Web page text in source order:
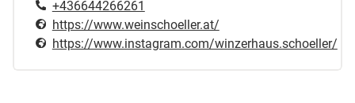
+436644266261
https://www.weinschoeller.at/
https://www.instagram.com/winzerhaus.schoeller/